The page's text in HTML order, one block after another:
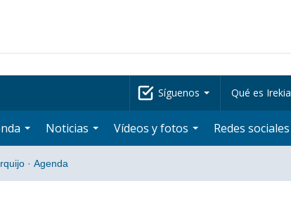
Síguenos Qué es Irekia
Noticias Vídeos y fotos Redes sociales
· Agenda